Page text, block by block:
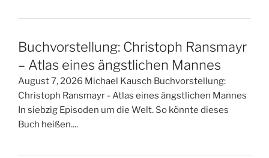
Buchvorstellung: Christoph Ransmayr
– Atlas eines ängstlichen Mannes
August 7, 2026 Michael Kausch Buchvorstellung:
Christoph Ransmayr - Atlas eines ängstlichen Mannes
In siebzig Episoden um die Welt. So könnte dieses
Buch heißen....